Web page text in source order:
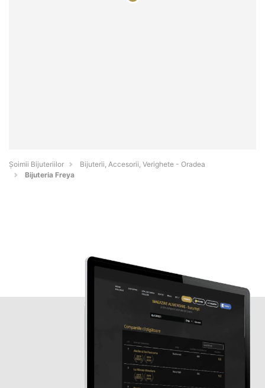
Şoimii Bijuteriilor
Bijuterii, Accesorii, Verighete - Oradea
Bijuteria Freya